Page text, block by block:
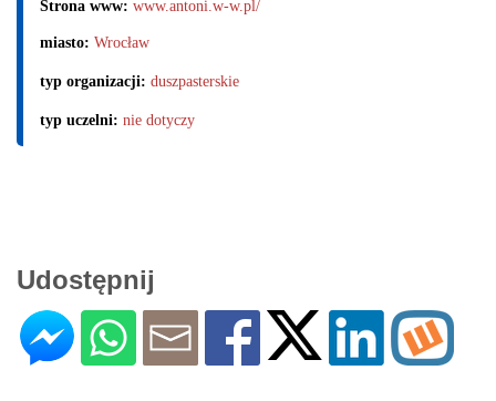
Strona www: www.antoni.w-w.pl/
miasto: Wrocław
typ organizacji: duszpasterskie
typ uczelni: nie dotyczy
Udostępnij